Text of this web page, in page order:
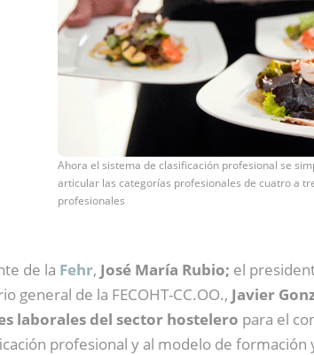
Ahora el sistema de clasificación profesional se
articular las categorías profesionales de cuatro a
profesionales
de la Fehr, José María Rubio; el
general de la FECOHT-CC.OO., Javier
laborales del sector hostelero para el
profesional y al modelo de formación